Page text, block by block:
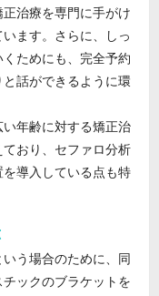
治療を専門に手がけ
ます。さらに、しっ
ためにも、完全予約
話ができるように環
年齢に対する矯正治
おり、セファロ分析
導入している点も特
う場合のために、同
ックのブラケットを